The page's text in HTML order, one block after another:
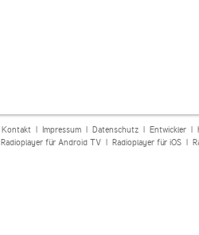
Kontakt| Impressum| Datenschutz| Entwickler|
Radioplayer für Android TV| Radioplayer für iOS|